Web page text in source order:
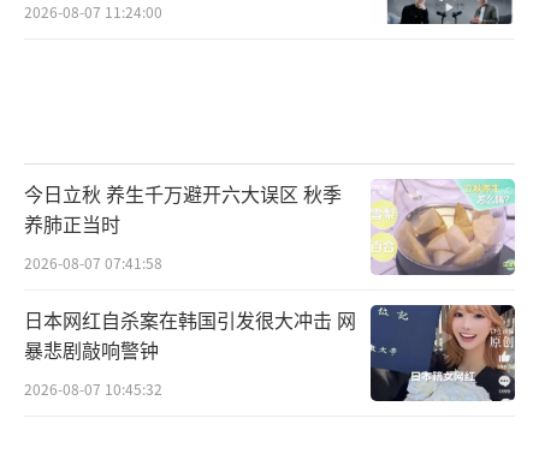
2026-08-07 11:24:00
今日立秋 养生千万避开六大误区 秋季
养肺正当时
2026-08-07 07:41:58
日本网红自杀案在韩国引发很大冲击 网
暴悲剧敲响警钟
2026-08-07 10:45:32